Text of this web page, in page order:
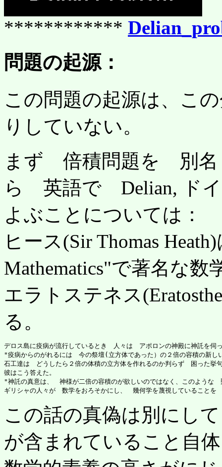
************
問題の起源：
この問題の起源は、こ
りしていない。
まず 倍積問題を 別
ら 英語で Delian, ド
よぶことについては：
ヒース(Sir Thomas
Mathematics"で著名な数
エラトステネス
る。
デロス島に疫病が流行しているとき　人々は　アポロンの神殿に神託を伺
"疫病からのがれるには　今の祭壇(立方体であった）の２倍の容積の新
石工達は　どうしたら２倍の体積の立方体を作れるのか判らず　困った挙
彼はこう答えた。
"神託の真意は、　神様が二倍の容積のが欲しいのではなく、このような
この話の真偽は別に
が含まれていること自